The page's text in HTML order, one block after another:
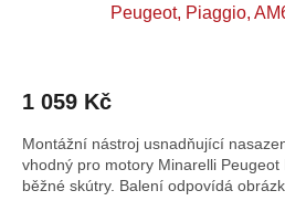
Peugeot, Piaggio,
1 059 Kč
Montážní nástroj usnadňující
vhodný pro motory Minarelli Peugeot
běžné skútry. Balení odpovídá